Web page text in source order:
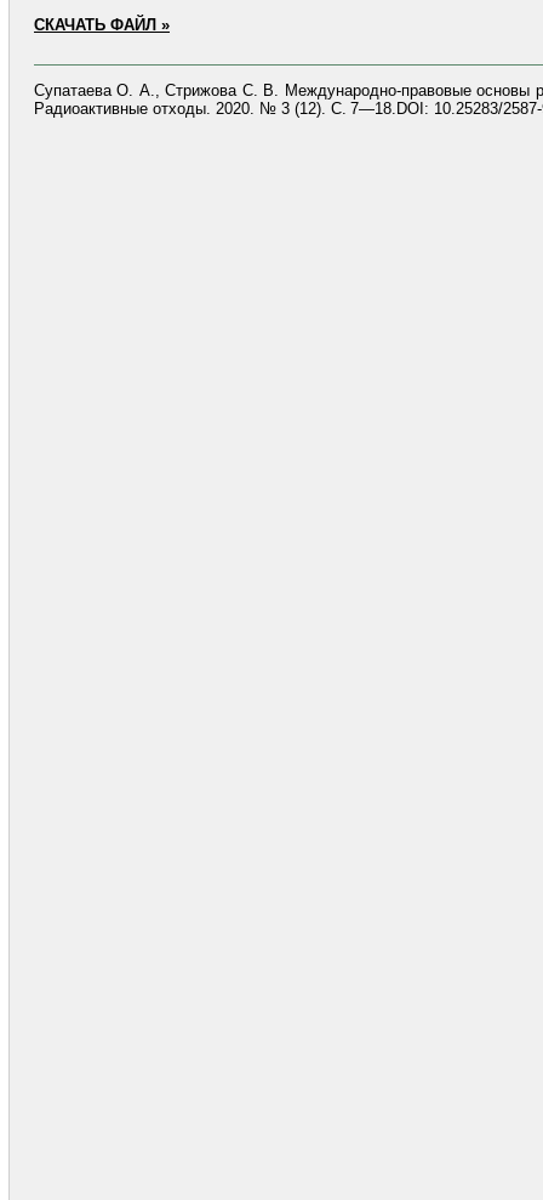
СКАЧАТЬ ФАЙЛ »
Супатаева О. А., Стрижова С. В. Международно-правовые основы
Радиоактивные отходы. 2020. № 3 (12). С. 7—18.DOI: 10.25283/2587-